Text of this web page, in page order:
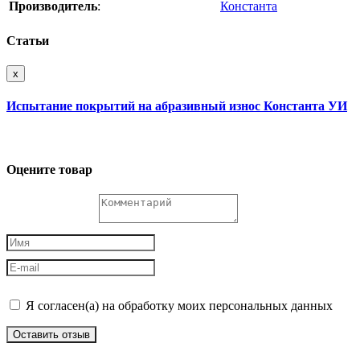
Производитель: Константа
Статьи
x
Испытание покрытий на абразивный износ Константа УИ
Оцените товар
Я согласен(а) на обработку моих персональных данных
Оставить отзыв